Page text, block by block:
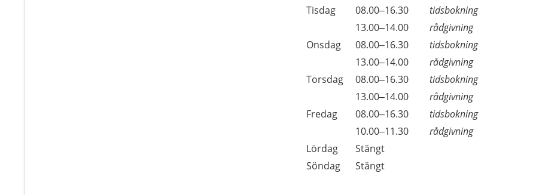
Tisdag
08.00–16.30
tidsbokning
13.00–14.00
rådgivning
Onsdag
08.00–16.30
tidsbokning
13.00–14.00
rådgivning
Torsdag
08.00–16.30
tidsbokning
13.00–14.00
rådgivning
Fredag
08.00–16.30
tidsbokning
10.00–11.30
rådgivning
Lördag
Stängt
Söndag
Stängt